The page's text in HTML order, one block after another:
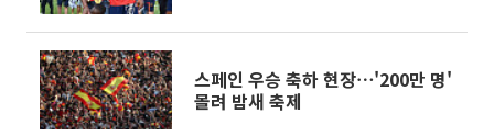
스페인 우승 축하 현장⋯'200만 명'
몰려 밤새 축제